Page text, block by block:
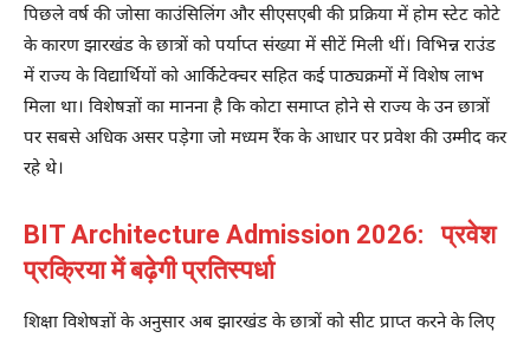
पिछले वर्ष की जोसा काउंसिलिंग और सीएसएबी की प्रक्रिया में होम स्टेट कोटे
के कारण झारखंड के छात्रों को पर्याप्त संख्या में सीटें मिली थीं। विभिन्न राउंड
में राज्य के विद्यार्थियों को आर्किटेक्चर सहित कई पाठ्यक्रमों में विशेष लाभ
मिला था। विशेषज्ञों का मानना है कि कोटा समाप्त होने से राज्य के उन छात्रों
पर सबसे अधिक असर पड़ेगा जो मध्यम रैंक के आधार पर प्रवेश की उम्मीद कर
रहे थे।
BIT Architecture Admission 2026: प्रवेश
प्रक्रिया में बढ़ेगी प्रतिस्पर्धा
शिक्षा विशेषज्ञों के अनुसार अब झारखंड के छात्रों को सीट प्राप्त करने के लिए